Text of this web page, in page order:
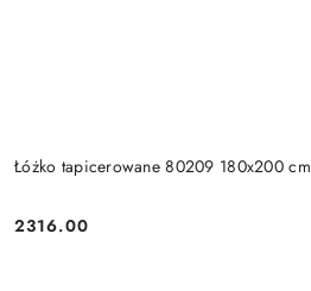
Łóżko tapicerowane 80209 180x200 cm
Cena:
2316.00